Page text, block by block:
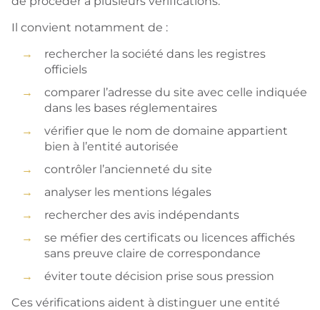
Il convient notamment de :
rechercher la société dans les registres
officiels
comparer l’adresse du site avec celle indiquée
dans les bases réglementaires
vérifier que le nom de domaine appartient
bien à l’entité autorisée
contrôler l’ancienneté du site
analyser les mentions légales
rechercher des avis indépendants
se méfier des certificats ou licences affichés
sans preuve claire de correspondance
éviter toute décision prise sous pression
Ces vérifications aident à distinguer une entité